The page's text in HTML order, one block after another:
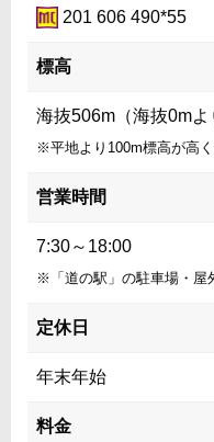
201 606 490*55
標高
海抜506m（海抜0mよ
※平地より100m標高が高
営業時間
7:30～18:00
※「道の駅」の駐車場・屋
定休日
年末年始
料金